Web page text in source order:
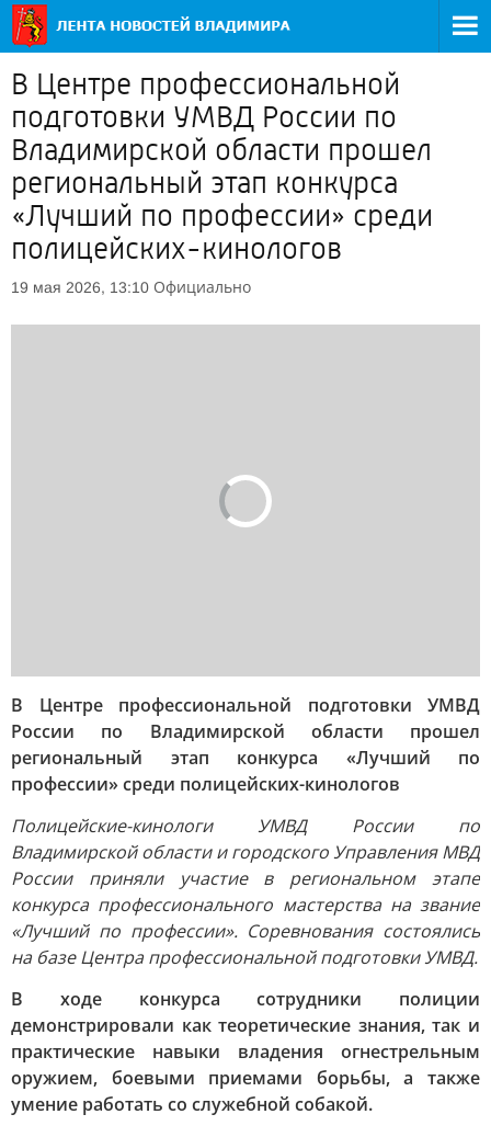
В Центре профессиональной
подготовки УМВД России по
Владимирской области прошел
региональный этап конкурса
«Лучший по профессии» среди
полицейских-кинологов
19 мая 2026, 13:10 Официально
В Центре профессиональной подготовки УМВД
России по Владимирской области прошел
региональный этап конкурса «Лучший по
профессии» среди полицейских-кинологов
Полицейские-кинологи УМВД России по
Владимирской области и городского Управления МВД
России приняли участие в региональном этапе
конкурса профессионального мастерства на звание
«Лучший по профессии». Соревнования состоялись
на базе Центра профессиональной подготовки УМВД.
В ходе конкурса сотрудники полиции
демонстрировали как теоретические знания, так и
практические навыки владения огнестрельным
оружием, боевыми приемами борьбы, а также
умение работать со служебной собакой.